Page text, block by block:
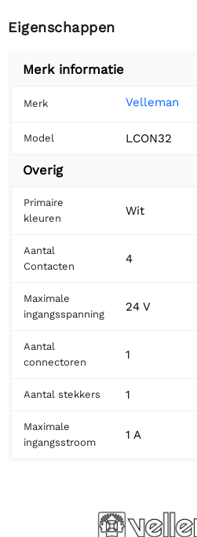
Eigenschappen
Merk informatie
Merk Velleman
Model LCON32
Overig
Primaire
kleuren
Wit
Aantal
Contacten
4
Maximale
ingangsspanning
24 V
Aantal
connectoren
1
Aantal stekkers 1
Maximale
ingangsstroom
1 A